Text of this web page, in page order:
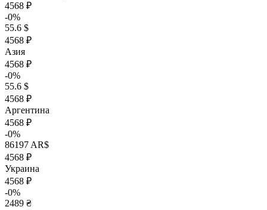
4568 ₽
-0%
55.6 $
4568 ₽
Азия
4568 ₽
-0%
55.6 $
4568 ₽
Аргентина
4568 ₽
-0%
86197 AR$
4568 ₽
Украина
4568 ₽
-0%
2489 ₴